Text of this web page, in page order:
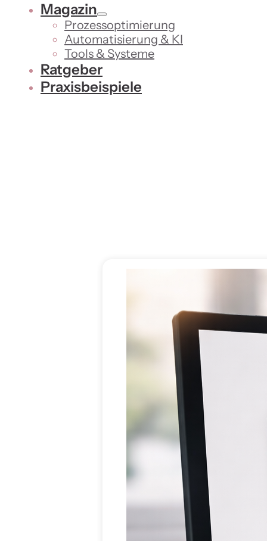
Magazin
Prozessoptimierung
Automatisierung & KI
Tools & Systeme
Ratgeber
Praxisbeispiele